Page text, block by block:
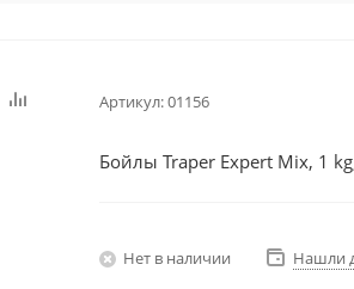
Артикул:01156
Бойлы Traper Expert Mix, 1
Нет в наличии Нашли